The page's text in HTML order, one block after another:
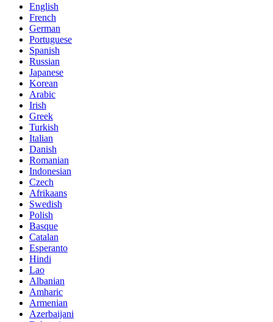
English
French
German
Portuguese
Spanish
Russian
Japanese
Korean
Arabic
Irish
Greek
Turkish
Italian
Danish
Romanian
Indonesian
Czech
Afrikaans
Swedish
Polish
Basque
Catalan
Esperanto
Hindi
Lao
Albanian
Amharic
Armenian
Azerbaijani